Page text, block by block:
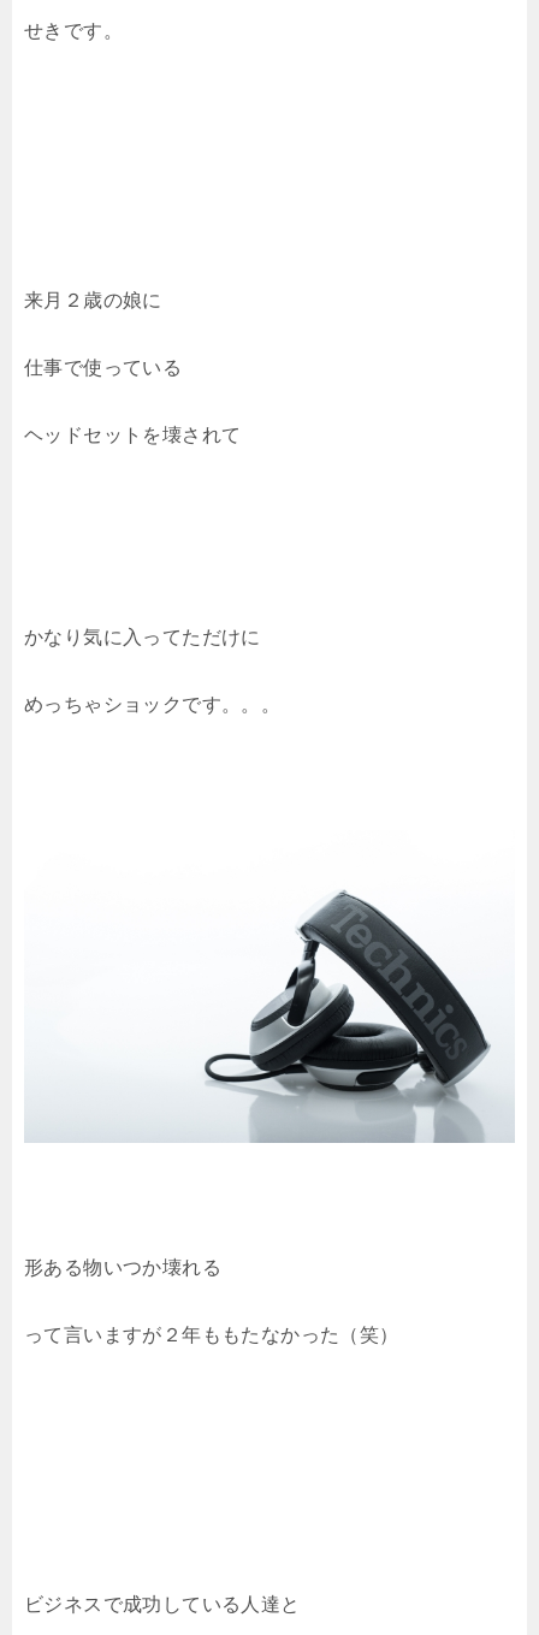
せきです。
来月２歳の娘に
仕事で使っている
ヘッドセットを壊されて
かなり気に入ってただけに
めっちゃショックです。。。
形ある物いつか壊れる
って言いますが２年ももたなかった（笑）
ビジネスで成功している人達と